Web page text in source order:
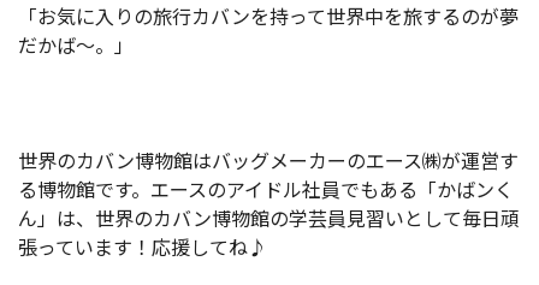
「お気に入りの旅行カバンを持って世界中を旅するのが夢
だかば～。」
世界のカバン博物館はバッグメーカーのエース㈱が運営す
る博物館です。エースのアイドル社員でもある「かばンく
ん」は、世界のカバン博物館の学芸員見習いとして毎日頑
張っています！応援してね♪